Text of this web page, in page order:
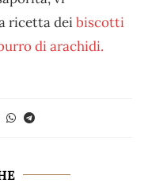
ricetta deibiscotti
di arachidi.